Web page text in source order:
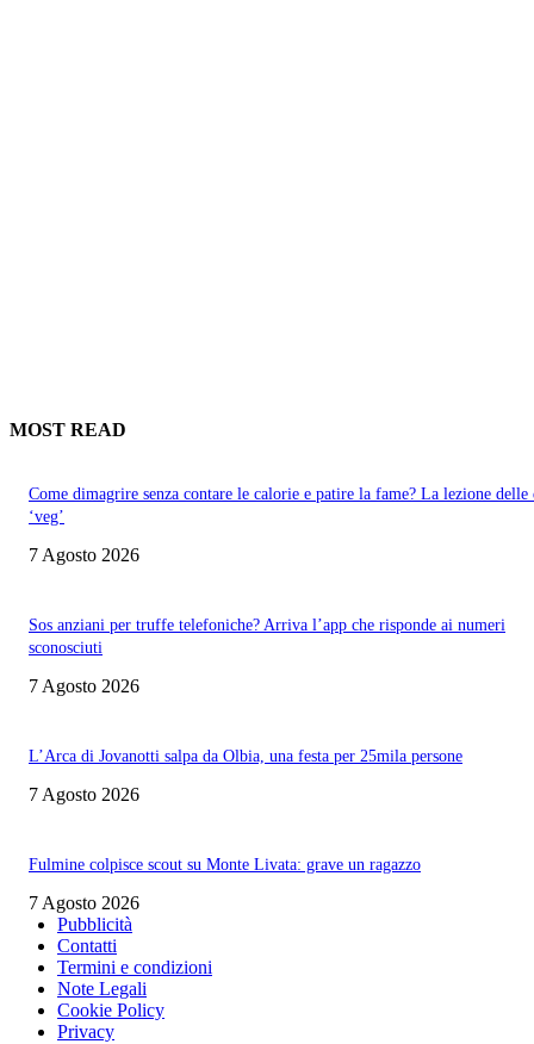
MOST READ
Come dimagrire senza contare le calorie e patire la fame? La lezione delle
‘veg’
7 Agosto 2026
Sos anziani per truffe telefoniche? Arriva l’app che risponde ai numeri
sconosciuti
7 Agosto 2026
L’Arca di Jovanotti salpa da Olbia, una festa per 25mila persone
7 Agosto 2026
Fulmine colpisce scout su Monte Livata: grave un ragazzo
7 Agosto 2026
Pubblicità
Contatti
Termini e condizioni
Note Legali
Cookie Policy
Privacy